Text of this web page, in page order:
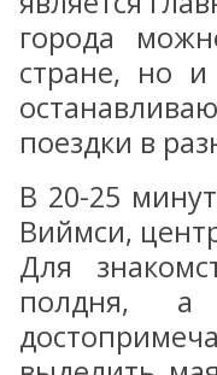
города
стране, но и
поездки в
В 20-25
Виймси,
Для
полдня,